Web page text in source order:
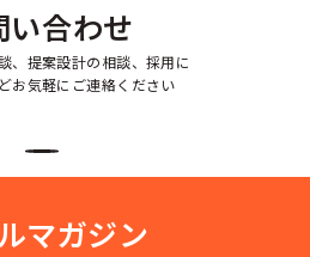
い合わせ
、提案設計の相談、採用に
お気軽にご連絡ください
マガジン